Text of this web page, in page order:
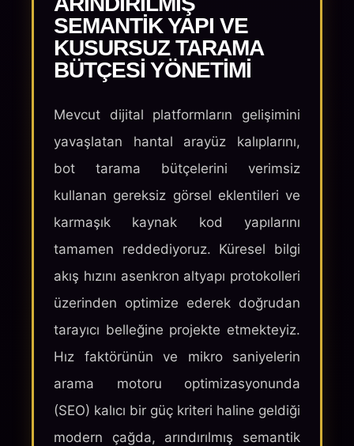
SEMANTIK YAPI VE
KUSURSUZ TARAMA
BÜTÇESI YÖNETIMI
Mevcut dijital platformların gelişimini
yavaşlatan hantal arayüz kalıplarını,
bot tarama bütçelerini verimsiz
kullanan gereksiz görsel eklentileri ve
karmaşık kaynak kod yapılarını
tamamen reddediyoruz. Küresel bilgi
akış hızını asenkron altyapı protokolleri
üzerinden optimize ederek doğrudan
tarayıcı belleğine projekte etmekteyiz.
Hız faktörünün ve mikro saniyelerin
arama motoru optimizasyonunda
(SEO) kalıcı bir güç kriteri haline geldiği
modern çağda, arındırılmış semantik